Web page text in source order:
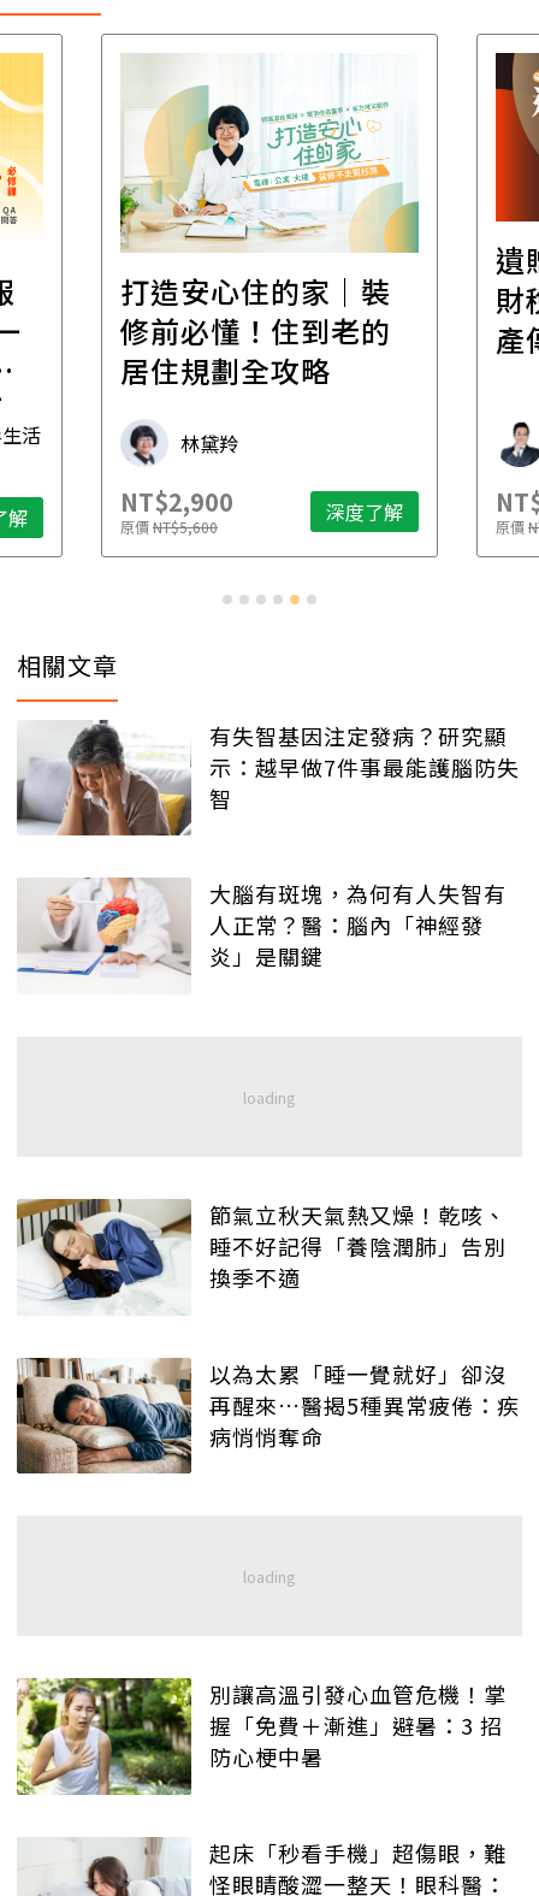
活
解
打造安心住的家｜裝
修前必懂！住到老的
居住規劃全攻略
林黛羚
NT$2,900
原價NT$5,600 深度了解
遺
財
產
原價
相關文章
有失智基因注定發病？研究顯
示：越早做7件事最能護腦防失
智
大腦有斑塊，為何有人失智有
人正常？醫：腦內「神經發
炎」是關鍵
節氣立秋天氣熱又燥！乾咳、
睡不好記得「養陰潤肺」告別
換季不適
以為太累「睡一覺就好」卻沒
再醒來…醫揭5種異常疲倦：疾
病悄悄奪命
別讓高溫引發心血管危機！掌
握「免費＋漸進」避暑：3 招
防心梗中暑
起床「秒看手機」超傷眼，難
怪眼睛酸澀一整天！眼科醫：